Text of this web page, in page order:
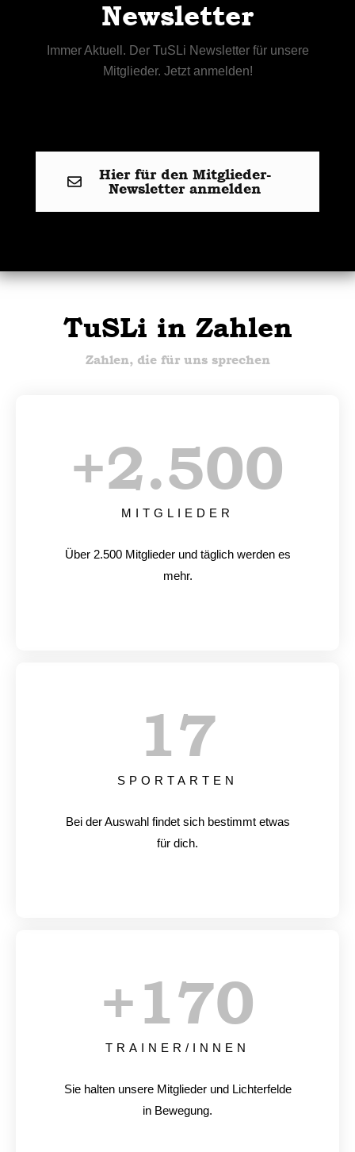
Newsletter
Immer Aktuell. Der TuSLi Newsletter für unsere
Mitglieder. Jetzt anmelden!
Hier für den Mitglieder-
Newsletter anmelden
TuSLi in Zahlen
Zahlen, die für uns sprechen
MITGLIEDER
+2.500
Über 2.500 Mitglieder und täglich werden es
mehr.
SPORTARTEN
17
Bei der Auswahl findet sich bestimmt etwas
für dich.
TRAINER/INNEN
+170
Sie halten unsere Mitglieder und Lichterfelde
in Bewegung.